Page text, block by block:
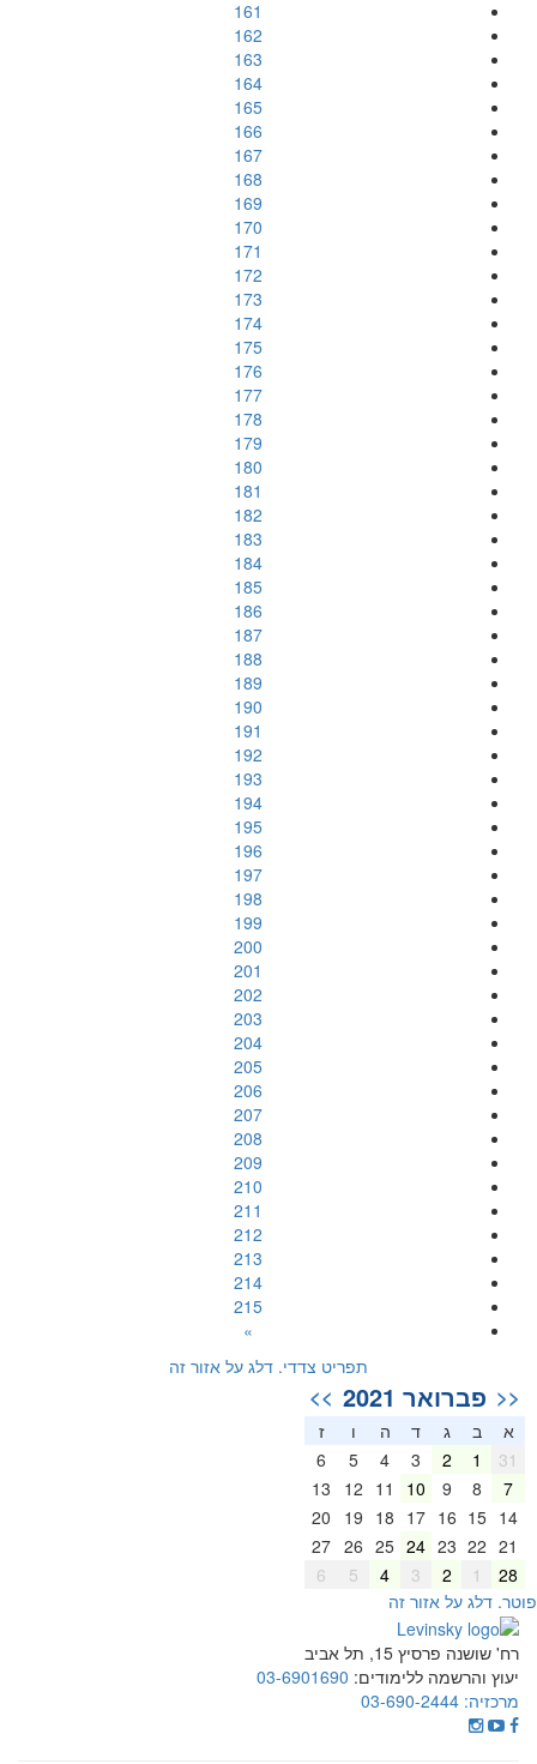
161
162
163
164
165
166
167
168
169
170
171
172
173
174
175
176
177
178
179
180
181
182
183
184
185
186
187
188
189
190
191
192
193
194
195
196
197
198
199
200
201
202
203
204
205
206
207
208
209
210
211
212
213
214
215
»
תפריט צדדי. דלג על אזור זה
<< פברואר 2021 >>
א ב ג ד ה
ז
31
1
2
3
4
5
6
7
8
9
10
11
12
13
14
15
16
17
18
19
20
21
22
23
24
25
26
27
28
1
2
3
4
5
6
דלג על אזור זה
רח' שושנה פרסיץ 15, תל אביב
יעוץ והרשמה ללימודים: 03-6901690
מרכזיה: 03-690-2444